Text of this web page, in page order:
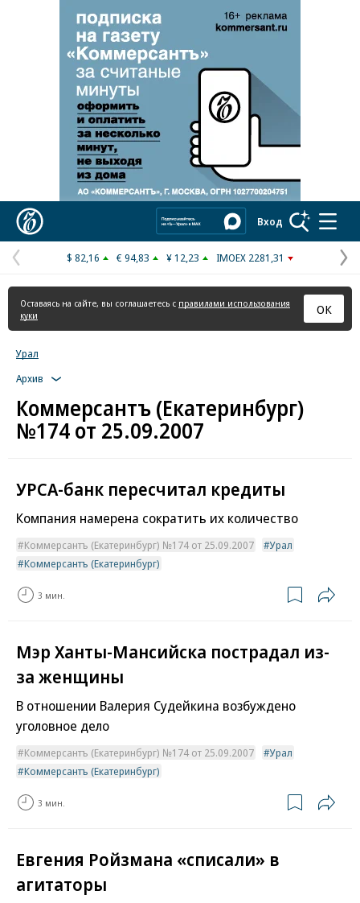
Реклама в «Ъ» www.kommersant.ru/ad
Вход
Предыдущая
страница
$ 82,16 € 94,83 ¥ 12,23 IMOEX 2281,31
Оставаясь на сайте, вы соглашаетесь с правилами использования
куки
ОК
Урал
Архив
Коммерсантъ (Екатеринбург)
№174 от 25.09.2007
УРСА-банк пересчитал кредиты
Компания намерена сократить их количество
Коммерсантъ (Екатеринбург) №174 от 25.09.2007
Урал
Коммерсантъ (Екатеринбург)
3 мин.
Мэр Ханты-Мансийска пострадал из-
за женщины
В отношении Валерия Судейкина возбуждено
уголовное дело
Коммерсантъ (Екатеринбург) №174 от 25.09.2007
Урал
Коммерсантъ (Екатеринбург)
3 мин.
Евгения Ройзмана «списали» в
агитаторы